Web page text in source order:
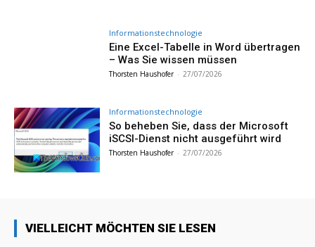
Informationstechnologie
Eine Excel-Tabelle in Word übertragen
– Was Sie wissen müssen
Thorsten Haushofer - 27/07/2026
Informationstechnologie
So beheben Sie, dass der Microsoft
iSCSI-Dienst nicht ausgeführt wird
Thorsten Haushofer - 27/07/2026
VIELLEICHT MÖCHTEN SIE LESEN